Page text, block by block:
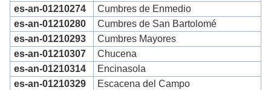
es-an-01210274
Cumbres de Enmedio
es-an-01210280
Cumbres de San Bartolomé
es-an-01210293
Cumbres Mayores
es-an-01210307
Chucena
es-an-01210314
Encinasola
es-an-01210329
Escacena del Campo